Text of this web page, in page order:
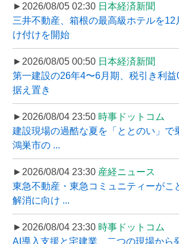
►2026/08/05 02:30 日本経済新聞
三井不動産、箱根の最高級ホテルを12
け付けを開始
►2026/08/05 00:50 日本経済新聞
第一建設の26年4〜6月期、税引き利
据え置き
►2026/08/04 23:50 時事ドットコム
建設現場の過酷な夏を「ととのい」で
鴻巣市の ...
►2026/08/04 23:30 産経ニュース
東急不動産・東急コミュニティーがこ
解消に向け ...
►2026/08/04 23:30 時事ドットコム
AI導入支援と宅建業、二つの現場から